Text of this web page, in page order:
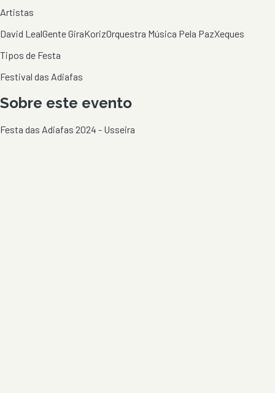
Artistas
David LealGente GiraKorizOrquestra Música Pela PazXeques
Tipos de Festa
Festival das Adiafas
Sobre este evento
Festa das Adiafas 2024 - Usseira